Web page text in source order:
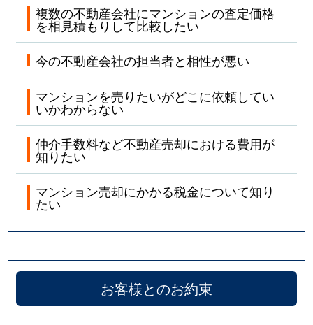
複数の不動産会社にマンションの査定価格
を相見積もりして比較したい
今の不動産会社の担当者と相性が悪い
マンションを売りたいがどこに依頼してい
いかわからない
仲介手数料など不動産売却における費用が
知りたい
マンション売却にかかる税金について知り
たい
お客様とのお約束